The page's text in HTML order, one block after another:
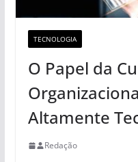
TECNOLOGIA
O Papel da
Altamente
Redação